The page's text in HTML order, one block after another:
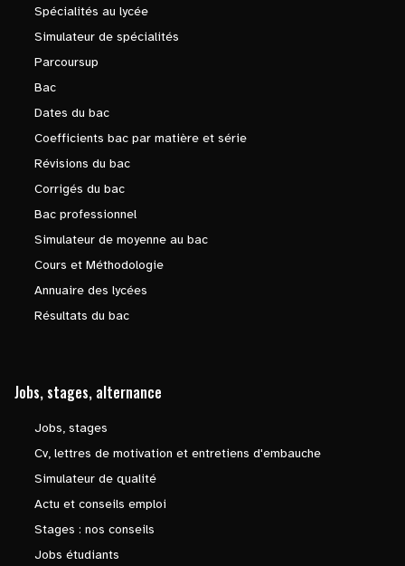
Spécialités au lycée
Simulateur de spécialités
Parcoursup
Bac
Dates du bac
Coefficients bac par matière et série
Révisions du bac
Corrigés du bac
Bac professionnel
Simulateur de moyenne au bac
Cours et Méthodologie
Annuaire des lycées
Résultats du bac
Jobs, stages, alternance
Jobs, stages
Cv, lettres de motivation et entretiens d'embauche
Simulateur de qualité
Actu et conseils emploi
Stages : nos conseils
Jobs étudiants